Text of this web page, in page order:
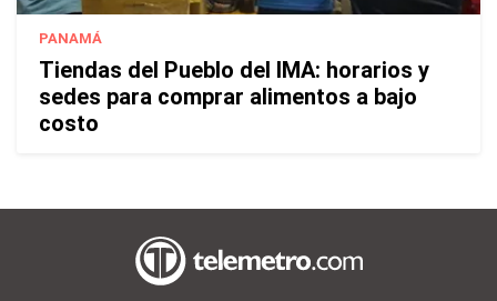
PANAMÁ
Tiendas del Pueblo del IMA: horarios y
sedes para comprar alimentos a bajo
costo